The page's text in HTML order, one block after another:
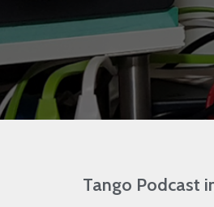
Tango Podcast